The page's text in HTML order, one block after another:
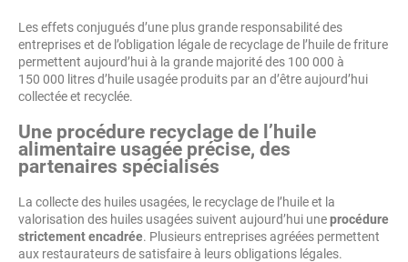
Les effets conjugués d’une plus grande responsabilité des
entreprises et de l’obligation légale de recyclage de l’huile de friture
permettent aujourd’hui à la grande majorité des 100 000 à
150 000 litres d’huile usagée produits par an d’être aujourd’hui
collectée et recyclée.
Une procédure recyclage de l’huile
alimentaire usagée précise, des
partenaires spécialisés
La collecte des huiles usagées, le recyclage de l’huile et la
valorisation des huiles usagées suivent aujourd’hui uneprocédure
strictement encadrée. Plusieurs entreprises agréées permettent
aux restaurateurs de satisfaire à leurs obligations légales.